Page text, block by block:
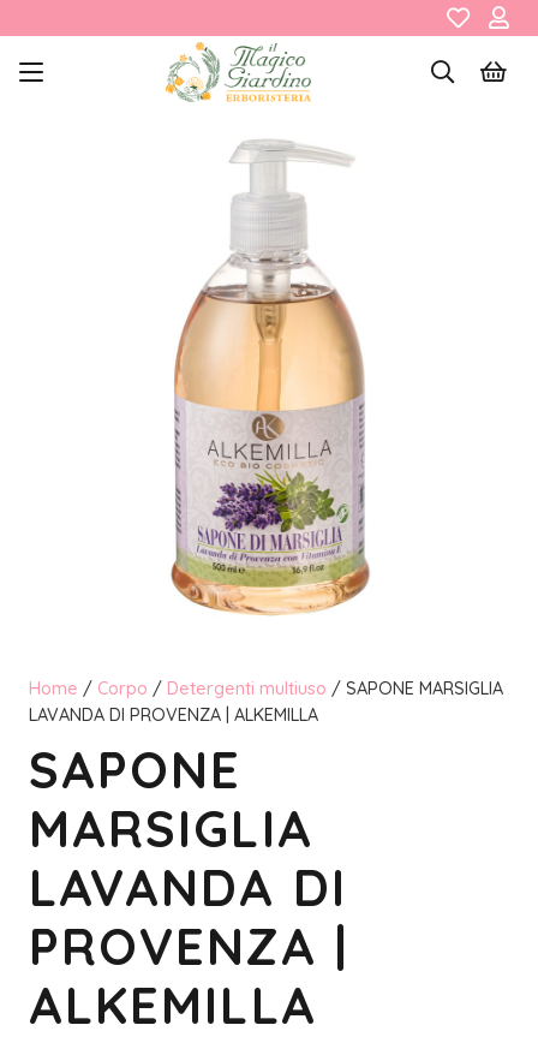
Home / Corpo / Detergenti multiuso / SAPONE MARSIGLIA
LAVANDA DI PROVENZA | ALKEMILLA
SAPONE
MARSIGLIA
LAVANDA DI
PROVENZA |
ALKEMILLA